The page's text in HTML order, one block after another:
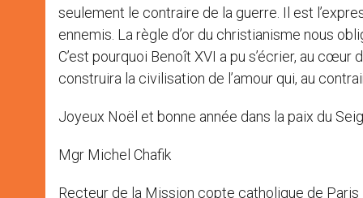
seulement le contraire de la guerre. Il est
ennemis. La règle d’or du christianisme nous
C’est pourquoi Benoît XVI a pu s’écrier, au
construira la civilisation de l’amour qui, au
Joyeux Noël et bonne année dans la paix du
Mgr Michel Chafik
Recteur de la Mission copte catholique de Paris